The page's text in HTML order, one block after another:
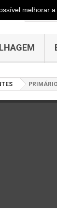
melhorar